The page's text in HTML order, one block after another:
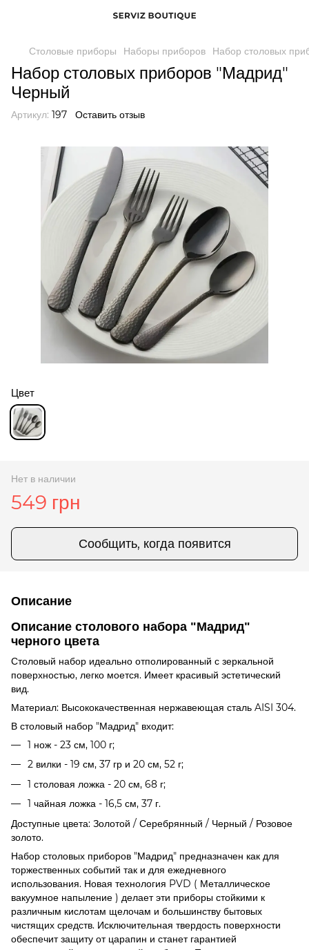
Столовые приборы Наборы приборов Набор столовых
Набор столовых приборов "Мадрид"
Черный
Артикул: 197 Оставить отзыв
Цвет
Нет в наличии
549 грн
Сообщить, когда появится
Описание
Описание столового набора "Мадрид"
черного цвета
Столовый набор идеально отполированный с зеркальной
поверхностью, легко моется. Имеет красивый эстетический
вид.
Материал: Высококачественная нержавеющая сталь AISI 304.
В столовый набор "Мадрид" входит:
1 нож - 23 см, 100 г;
2 вилки - 19 см, 37 гр и 20 см, 52 г;
1 столовая ложка - 20 см, 68 г;
1 чайная ложка - 16,5 см, 37 г.
Доступные цвета: Золотой / Серебрянный / Черный / Розовое
золото.
Набор столовых приборов "Мадрид" предназначен как для
торжественных событий так и для ежедневного
использования. Новая технология PVD ( Металлическое
вакуумное напыление ) делает эти приборы стойкими к
различным кислотам щелочам и большинству бытовых
чистящих средств. Исключительная твердость поверхности
обеспечит защиту от царапин и станет гарантией